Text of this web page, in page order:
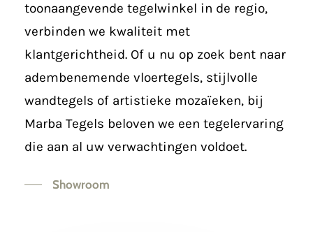
toonaangevende tegelwinkel in de regio,
verbinden we kwaliteit met
klantgerichtheid. Of u nu op zoek bent naar
adembenemende vloertegels, stijlvolle
wandtegels of artistieke mozaïeken, bij
Marba Tegels beloven we een tegelervaring
die aan al uw verwachtingen voldoet.
Showroom